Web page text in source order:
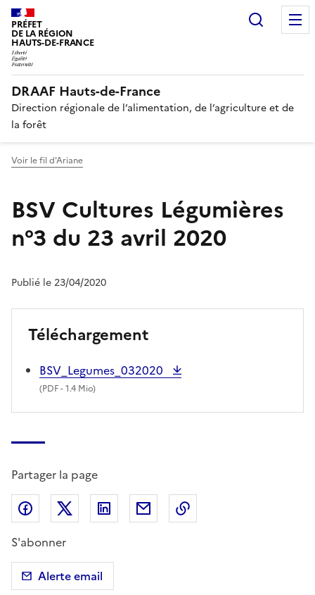
PRÉFET
DE LA RÉGION
HAUTS-DE-FRANCE
DRAAF Hauts-de-France
Direction régionale de l’alimentation, de l’agriculture et de
la forêt
Voir le fil d'Ariane
BSV Cultures Légumières
n°3 du 23 avril 2020
Publié le 23/04/2020
Téléchargement
BSV_Legumes_032020
(PDF- 1.4 Mio)
Partager la page
Partager sur Facebook
Partager sur X (anciennement Twitter)
Partager sur LinkedIn
Partager par email
S'abonner
Alerte email